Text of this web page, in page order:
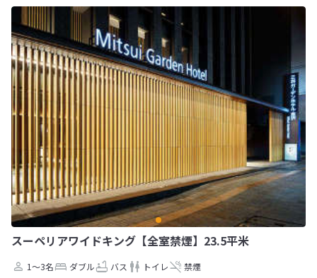
スーペリアワイドキング【全室禁煙】23.5平米
1～3名 ダブル バス トイレ 禁煙